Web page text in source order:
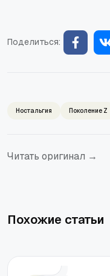
Поделиться:
Ностальгия Поколение Z
Читать оригинал →
Похожие статьи